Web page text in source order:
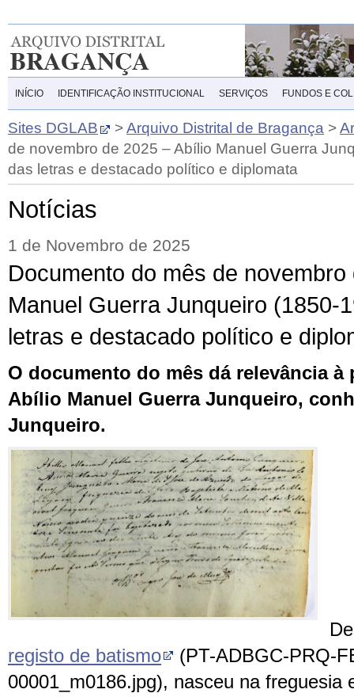
INÍCIO IDENTIFICAÇÃO INSTITUCIONAL SERVIÇOS FUNDOS E
Sites DGLAB >Arquivo Distrital de Bragança >
de novembro de 2025 – Abílio Manuel Guerra
das letras e destacado político e diplomata
Notícias
1 de Novembro de 2025
Documento do mês de novembro
Manuel Guerra Junqueiro (1850-
letras e destacado político e
O documento do mês dá relevância à
Abílio Manuel Guerra Junqueiro,
Junqueiro.
registo de batismo
(PT-ADBGC-PRQ-
00001_m0186.jpg), nasceu na freguesia